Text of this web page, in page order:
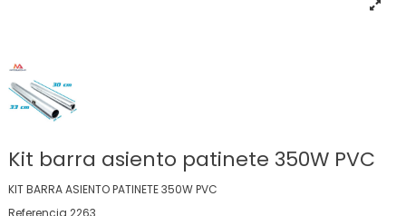
Kit barra asiento patinete 350W PVC
KIT BARRA ASIENTO PATINETE 350W PVC